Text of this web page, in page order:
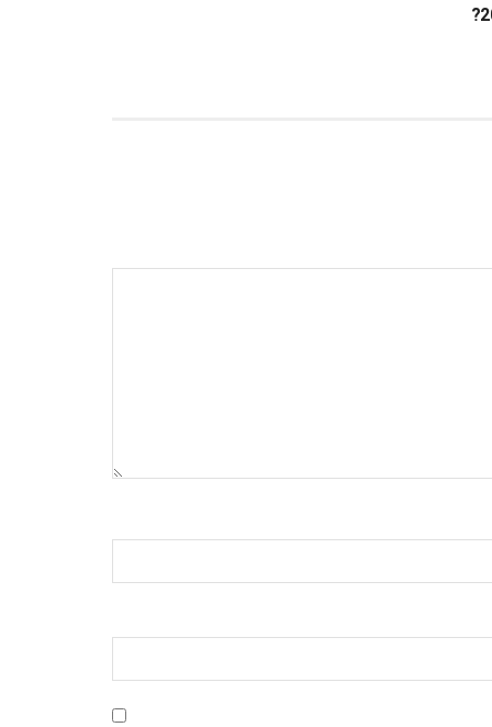
מה מחכה לכם בלונדון במאי 2025?